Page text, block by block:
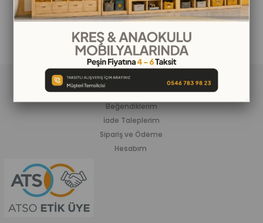
ALIŞVERİŞ BİLGİLERİ
Siparişlerim
Beğendiklerim
İade Taleplerim
Sipariş ve Ödeme
Hesabım